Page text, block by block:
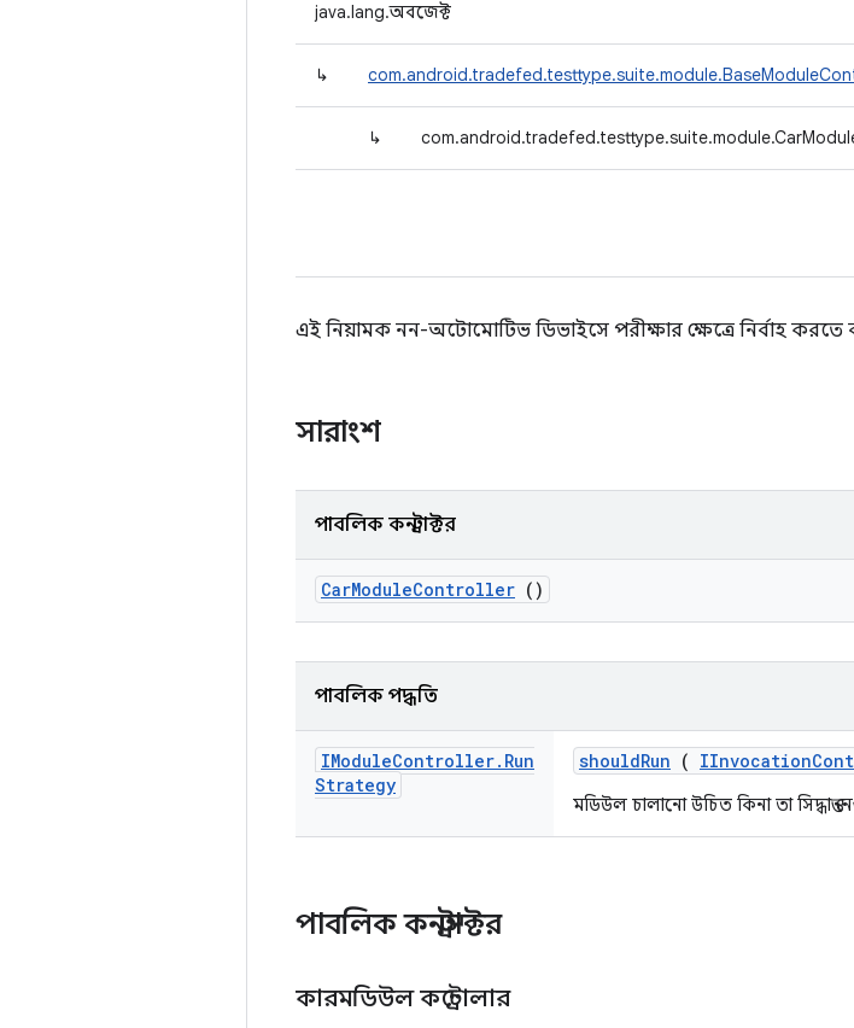
java.lang.অবজেক্ট
↳
↳
এই নিয়ামক নন-অটোমোটিভ ডিভাইসে পরীক্ষার ক্ষেত্রে নির্বাহ করতে
সারাংশ
পাবলিক কনস্ট্রাক্টর
CarModuleController ()
পাবলিক পদ্ধতি
IModuleController. Run
Strategy
shouldRun ( IInvocation
মডিউল চালানো উচিত কিনা তা সিদ্ধান্ত
পাবলিক কনস্ট্রাক্টর
কারমডিউল কন্ট্রোলার